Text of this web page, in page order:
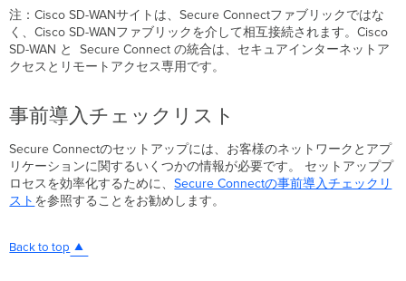
注：Cisco SD-WANサイトは、Secure Connectファブリックではな
く、Cisco SD-WANファブリックを介して相互接続されます。Cisco
SD-WAN と Secure Connect の統合は、セキュアインターネットア
クセスとリモートアクセス専用です。
事前導入チェックリスト
Secure Connectのセットアップには、お客様のネットワークとアプ
リケーションに関するいくつかの情報が必要です。 セットアッププ
ロセスを効率化するために、Secure Connectの事前導入チェックリ
スト を参照することをお勧めします。
Back to top